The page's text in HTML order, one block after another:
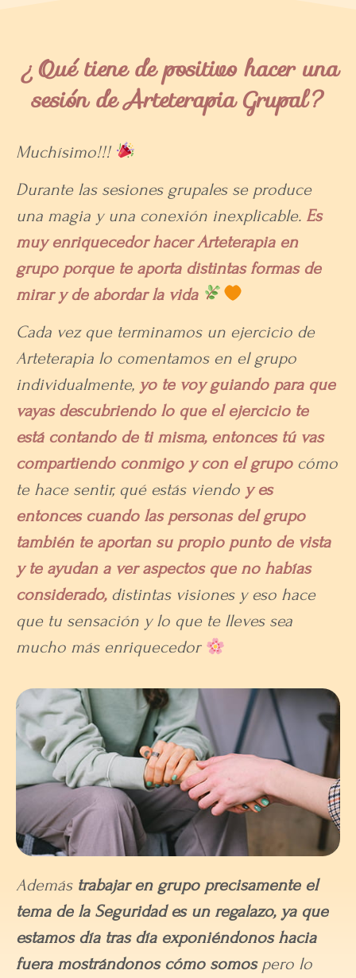
¿Qué tiene de positivo hacer una
sesión de Arteterapia Grupal?
Muchísimo!!!
Durante las sesiones grupales se produce
una magia y una conexión inexplicable. Es
muy enriquecedor hacer Arteterapia en
grupo porque te aporta distintas formas de
mirar y de abordar la vida
Cada vez que terminamos un ejercicio de
Arteterapia lo comentamos en el grupo
individualmente, yo te voy guiando para que
vayas descubriendo lo que el ejercicio te
está contando de ti misma, entonces tú vas
compartiendo conmigo y con el grupo cómo
te hace sentir, qué estás viendo y es
entonces cuando las personas del grupo
también te aportan su propio punto de vista
y te ayudan a ver aspectos que no habías
considerado, distintas visiones y eso hace
que tu sensación y lo que te lleves sea
mucho más enriquecedor
Además trabajar en grupo precisamente el
tema de la Seguridad es un regalazo, ya que
estamos día tras día exponiéndonos hacia
fuera mostrándonos cómo somospero lo